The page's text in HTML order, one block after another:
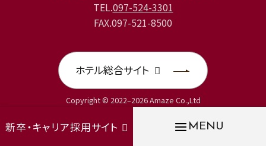
新卒・キャリア採用サイト MENU
TEL.097-524-3301
FAX.097-521-8500
ホテル総合サイト
Copyright © 2022–2026 Amaze Co.,Ltd